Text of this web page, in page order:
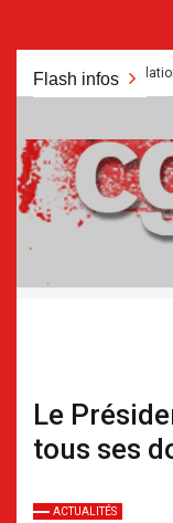
au
Flash infos
et manipulations
.
Le
tous ses
ACTUALITÉS